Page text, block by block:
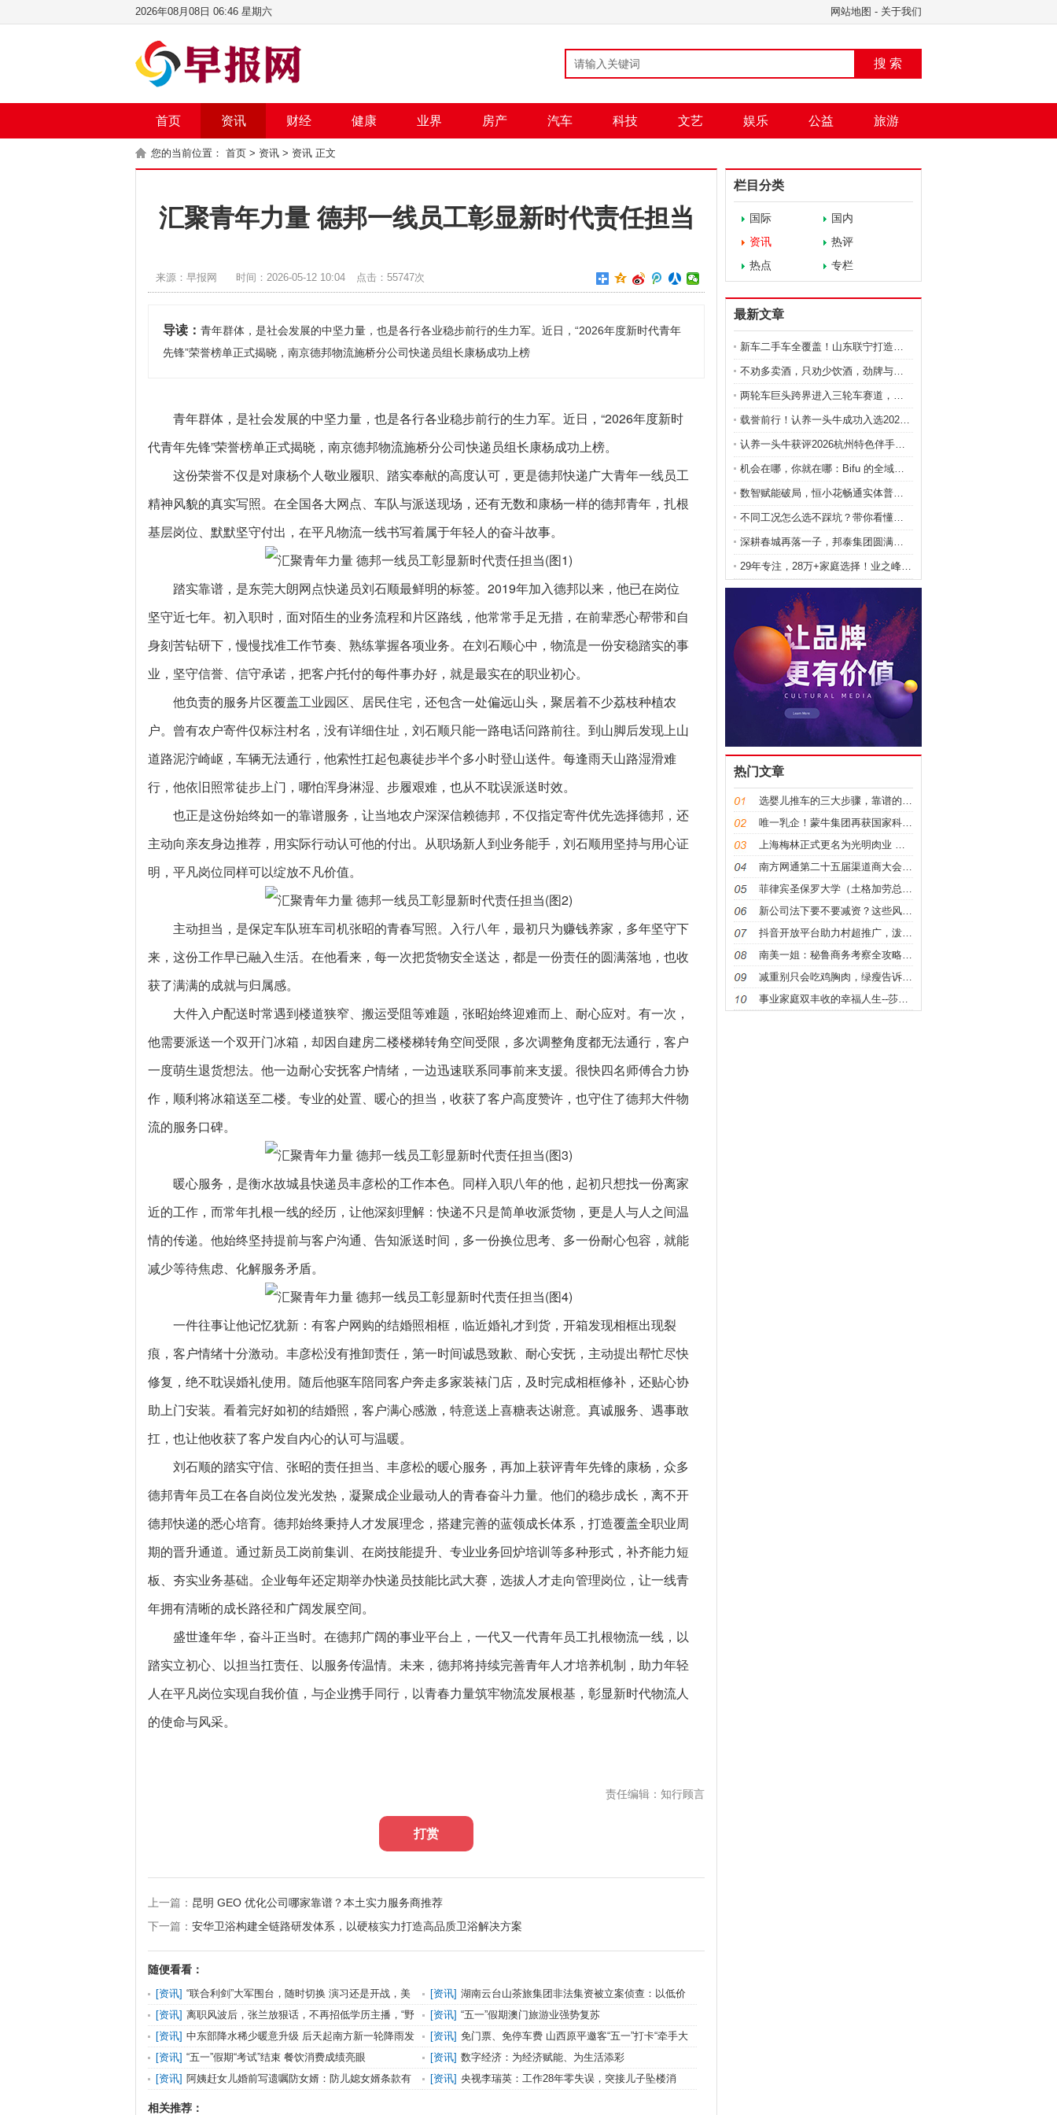
网站地图 - 关于我们
2026年08月08日 06:46 星期六
搜 索
首页 资讯 财经 健康 业界 房产 汽车 科技 文艺 娱乐 公益 旅游
您的当前位置： 首页 > 资讯 > 资讯 正文
汇聚青年力量 德邦一线员工彰显新时代责任担当
来源：早报网 时间：2026-05-12 10:04 点击： 55747次
导读： 青年群体，是社会发展的中坚力量，也是各行各业稳步前行的生力军。近日，“2026年度新时代青年
先锋”荣誉榜单正式揭晓，南京德邦物流施桥分公司快递员组长康杨成功上榜
青年群体，是社会发展的中坚力量，也是各行各业稳步前行的生力军。近日，“2026年度新时
代青年先锋”荣誉榜单正式揭晓，南京德邦物流施桥分公司快递员组长康杨成功上榜。
这份荣誉不仅是对康杨个人敬业履职、踏实奉献的高度认可，更是德邦快递广大青年一线员工
精神风貌的真实写照。在全国各大网点、车队与派送现场，还有无数和康杨一样的德邦青年，扎根
基层岗位、默默坚守付出，在平凡物流一线书写着属于年轻人的奋斗故事。
踏实靠谱，是东莞大朗网点快递员刘石顺最鲜明的标签。2019年加入德邦以来，他已在岗位
坚守近七年。初入职时，面对陌生的业务流程和片区路线，他常常手足无措，在前辈悉心帮带和自
身刻苦钻研下，慢慢找准工作节奏、熟练掌握各项业务。在刘石顺心中，物流是一份安稳踏实的事
业，坚守信誉、信守承诺，把客户托付的每件事办好，就是最实在的职业初心。
他负责的服务片区覆盖工业园区、居民住宅，还包含一处偏远山头，聚居着不少荔枝种植农
户。曾有农户寄件仅标注村名，没有详细住址，刘石顺只能一路电话问路前往。到山脚后发现上山
道路泥泞崎岖，车辆无法通行，他索性扛起包裹徒步半个多小时登山送件。每逢雨天山路湿滑难
行，他依旧照常徒步上门，哪怕浑身淋湿、步履艰难，也从不耽误派送时效。
也正是这份始终如一的靠谱服务，让当地农户深深信赖德邦，不仅指定寄件优先选择德邦，还
主动向亲友身边推荐，用实际行动认可他的付出。从职场新人到业务能手，刘石顺用坚持与用心证
明，平凡岗位同样可以绽放不凡价值。
主动担当，是保定车队班车司机张昭的青春写照。入行八年，最初只为赚钱养家，多年坚守下
来，这份工作早已融入生活。在他看来，每一次把货物安全送达，都是一份责任的圆满落地，也收
获了满满的成就与归属感。
大件入户配送时常遇到楼道狭窄、搬运受阻等难题，张昭始终迎难而上、耐心应对。有一次，
他需要派送一个双开门冰箱，却因自建房二楼楼梯转角空间受限，多次调整角度都无法通行，客户
一度萌生退货想法。他一边耐心安抚客户情绪，一边迅速联系同事前来支援。很快四名师傅合力协
作，顺利将冰箱送至二楼。专业的处置、暖心的担当，收获了客户高度赞许，也守住了德邦大件物
流的服务口碑。
暖心服务，是衡水故城县快递员丰彦松的工作本色。同样入职八年的他，起初只想找一份离家
近的工作，而常年扎根一线的经历，让他深刻理解：快递不只是简单收派货物，更是人与人之间温
情的传递。他始终坚持提前与客户沟通、告知派送时间，多一份换位思考、多一份耐心包容，就能
减少等待焦虑、化解服务矛盾。
一件往事让他记忆犹新：有客户网购的结婚照相框，临近婚礼才到货，开箱发现相框出现裂
痕，客户情绪十分激动。丰彦松没有推卸责任，第一时间诚恳致歉、耐心安抚，主动提出帮忙尽快
修复，绝不耽误婚礼使用。随后他驱车陪同客户奔走多家装裱门店，及时完成相框修补，还贴心协
助上门安装。看着完好如初的结婚照，客户满心感激，特意送上喜糖表达谢意。真诚服务、遇事敢
扛，也让他收获了客户发自内心的认可与温暖。
刘石顺的踏实守信、张昭的责任担当、丰彦松的暖心服务，再加上获评青年先锋的康杨，众多
德邦青年员工在各自岗位发光发热，凝聚成企业最动人的青春奋斗力量。他们的稳步成长，离不开
德邦快递的悉心培育。德邦始终秉持人才发展理念，搭建完善的蓝领成长体系，打造覆盖全职业周
期的晋升通道。通过新员工岗前集训、在岗技能提升、专业业务回炉培训等多种形式，补齐能力短
板、夯实业务基础。企业每年还定期举办快递员技能比武大赛，选拔人才走向管理岗位，让一线青
年拥有清晰的成长路径和广阔发展空间。
盛世逢年华，奋斗正当时。在德邦广阔的事业平台上，一代又一代青年员工扎根物流一线，以
踏实立初心、以担当扛责任、以服务传温情。未来，德邦将持续完善青年人才培养机制，助力年轻
人在平凡岗位实现自我价值，与企业携手同行，以青春力量筑牢物流发展根基，彰显新时代物流人
的使命与风采。
责任编辑：知行顾言
打赏
上一篇： 昆明 GEO 优化公司哪家靠谱？本土实力服务商推荐
下一篇： 安华卫浴构建全链路研发体系，以硬核实力打造高品质卫浴解决方案
随便看看：
[资讯] “联合利剑”大军围台，随时切换 演习还是开战，美
台又能如何
[资讯] 湖南云台山茶旅集团非法集资被立案侦查：以低价
游之名拉人投资
[资讯] 离职风波后，张兰放狠话，不再招低学历主播，“野
孩子”容易膨胀
[资讯] “五一”假期澳门旅游业强势复苏
[资讯] 中东部降水稀少暖意升级 后天起南方新一轮降雨发
展
[资讯] 免门票、免停车费 山西原平邀客“五一”打卡“牵手大
会”
[资讯] “五一”假期“考试”结束 餐饮消费成绩亮眼 [资讯] 数字经济：为经济赋能、为生活添彩
[资讯] 阿姨赶女儿婚前写遗嘱防女婿：防儿媳女婿条款有
效吗
[资讯] 央视李瑞英：工作28年零失误，突接儿子坠楼消
相关推荐：
栏目分类
国际
国内
资讯
热评
热点
专栏
最新文章
新车二手车全覆盖！山东联宁打造商用车采购“一站式”
不劝多卖酒，只劝少饮酒，劲牌与经销商签《健康饮酒承
两轮车巨头跨界进入三轮车赛道，极巡科技如何以“汽车
载誉前行！认养一头牛成功入选2026杭州特色伴手礼
认养一头牛获评2026杭州特色伴手礼，本土风味受青
机会在哪，你就在哪：Bifu 的全域资产网络 Bi
数智赋能破局，恒小花畅通实体普惠金融微循环
不同工况怎么选不踩坑？带你看懂阀门一线品牌各自的优
深耕春城再落一子，邦泰集团圆满实现昆明五主城全域布
29年专注，28万+家庭选择！业之峰以“靠谱家装”
热门文章
选婴儿推车的三大步骤，靠谱的避震婴儿车这样判断
唯一乳企！蒙牛集团再获国家科学技术奖二等奖
上海梅林正式更名为光明肉业 以新名称迎接行业挑战
南方网通第二十五届渠道商大会暨树品5.0发布会圆满
菲律宾圣保罗大学（土格加劳总校）再传喜讯！2024
新公司法下要不要减资？这些风险要考虑！
抖音开放平台助力村超推广，泼天流量带来经济发展新路
南美一姐：秘鲁商务考察全攻略，外贸公司和工厂必读指
减重别只会吃鸡胸肉，绿瘦告诉你还有哪些肉类更值得吃
事业家庭双丰收的幸福人生--莎蔓莉莎员工刘兴